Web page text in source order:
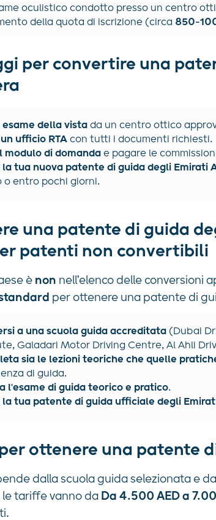
oculistico condotto presso un centro
della quota di iscrizione (circa 850-
per convertire una
esame della vista da un centro ottico
ufficio RTA con tutti i documenti richiesti.
modulo di domanda e pagare le
la tua nuova patente di guida degli Emirati
o entro pochi giorni.
una patente di guida
patenti non convertibili
è non nell'elenco delle conversioni
per ottenere una patente di
a una scuola guida accreditata (Dubai
Galadari Motor Driving Centre, Al Ahli
sia le lezioni teoriche che quelle
di guida.
l'esame di guida teorico e pratico.
la tua patente di guida ufficiale degli
ottenere una patente
dalla scuola guida selezionata e
le tariffe vanno da Da 4.500 AED a